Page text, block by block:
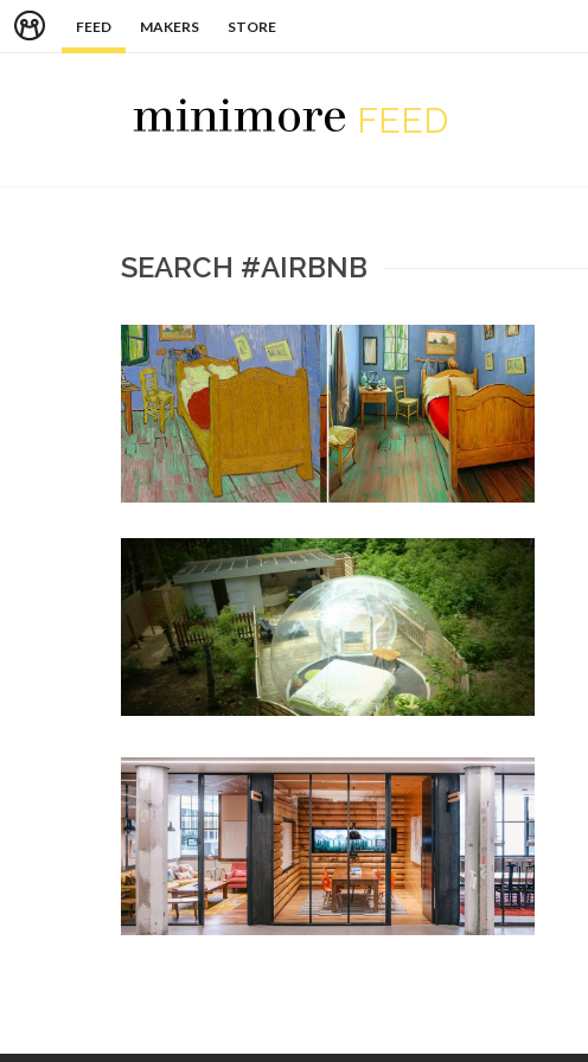
FEED MAKERS STORE
FEED
SEARCH #AIRBNB